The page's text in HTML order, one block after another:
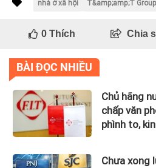
nhà ở xã hội T&amp;amp;T Group
0Thích Chia
BÀI ĐỌC NHIỀU
Chủ hãng
chấp văn
phình to,
Chưa xong